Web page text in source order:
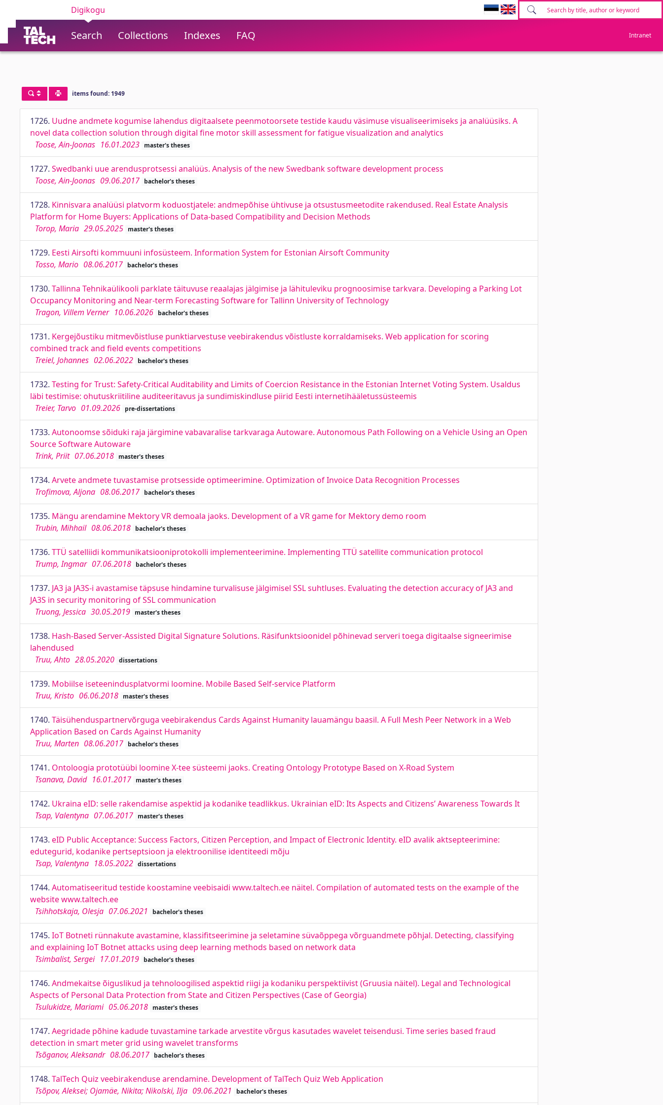
Digikogu
Search Collections Indexes FAQ Intranet
items found: 1949
1726. Uudne andmete kogumise lahendus digitaalsete peenmotoorsete testide kaudu väsimuse visualiseerimiseks ja analüüsiks. A
novel data collection solution through digital fine motor skill assessment for fatigue visualization and analytics
Toose, Ain-Joonas 16.01.2023 master's theses
1727. Swedbanki uue arendusprotsessi analüüs. Analysis of the new Swedbank software development process
Toose, Ain-Joonas 09.06.2017 bachelor's theses
1728. Kinnisvara analüüsi platvorm koduostjatele: andmepõhise ühtivuse ja otsustusmeetodite rakendused. Real Estate Analysis
Platform for Home Buyers: Applications of Data-based Compatibility and Decision Methods
Torop, Maria 29.05.2025 master's theses
1729. Eesti Airsofti kommuuni infosüsteem. Information System for Estonian Airsoft Community
Tosso, Mario 08.06.2017 bachelor's theses
1730. Tallinna Tehnikaülikooli parklate täituvuse reaalajas jälgimise ja lähituleviku prognoosimise tarkvara. Developing a Parking Lot
Occupancy Monitoring and Near-term Forecasting Software for Tallinn University of Technology
Tragon, Villem Verner 10.06.2026 bachelor's theses
1731. Kergejõustiku mitmevõistluse punktiarvestuse veebirakendus võistluste korraldamiseks. Web application for scoring
combined track and field events competitions
Treiel, Johannes 02.06.2022 bachelor's theses
1732. Testing for Trust: Safety-Critical Auditability and Limits of Coercion Resistance in the Estonian Internet Voting System. Usaldus
läbi testimise: ohutuskriitiline auditeeritavus ja sundimiskindluse piirid Eesti internetihääletussüsteemis
Treier, Tarvo 01.09.2026 pre-dissertations
1733. Autonoomse sõiduki raja järgimine vabavaralise tarkvaraga Autoware. Autonomous Path Following on a Vehicle Using an Open
Source Software Autoware
Trink, Priit 07.06.2018 master's theses
1734. Arvete andmete tuvastamise protsesside optimeerimine. Optimization of Invoice Data Recognition Processes
Trofimova, Aljona 08.06.2017 bachelor's theses
1735. Mängu arendamine Mektory VR demoala jaoks. Development of a VR game for Mektory demo room
Trubin, Mihhail 08.06.2018 bachelor's theses
1736. TTÜ satelliidi kommunikatsiooniprotokolli implementeerimine. Implementing TTÜ satellite communication protocol
Trump, Ingmar 07.06.2018 bachelor's theses
1737. JA3 ja JA3S-i avastamise täpsuse hindamine turvalisuse jälgimisel SSL suhtluses. Evaluating the detection accuracy of JA3 and
JA3S in security monitoring of SSL communication
Truong, Jessica 30.05.2019 master's theses
1738. Hash-Based Server-Assisted Digital Signature Solutions. Räsifunktsioonidel põhinevad serveri toega digitaalse signeerimise
lahendused
Truu, Ahto 28.05.2020 dissertations
1739. Mobiilse iseteenindusplatvormi loomine. Mobile Based Self-service Platform
Truu, Kristo 06.06.2018 master's theses
1740. Täisühenduspartnervõrguga veebirakendus Cards Against Humanity lauamängu baasil. A Full Mesh Peer Network in a Web
Application Based on Cards Against Humanity
Truu, Marten 08.06.2017 bachelor's theses
1741. Ontoloogia prototüübi loomine X-tee süsteemi jaoks. Creating Ontology Prototype Based on X-Road System
Tsanava, David 16.01.2017 master's theses
1742. Ukraina eID: selle rakendamise aspektid ja kodanike teadlikkus. Ukrainian eID: Its Aspects and Citizens’ Awareness Towards It
Tsap, Valentyna 07.06.2017 master's theses
1743. eID Public Acceptance: Success Factors, Citizen Perception, and Impact of Electronic Identity. eID avalik aktsepteerimine:
edutegurid, kodanike pertseptsioon ja elektroonilise identiteedi mõju
Tsap, Valentyna 18.05.2022 dissertations
1744. Automatiseeritud testide koostamine veebisaidi www.taltech.ee näitel. Compilation of automated tests on the example of the
website www.taltech.ee
Tsihhotskaja, Olesja 07.06.2021 bachelor's theses
1745. IoT Botneti rünnakute avastamine, klassifitseerimine ja seletamine süvaõppega võrguandmete põhjal. Detecting, classifying
and explaining IoT Botnet attacks using deep learning methods based on network data
Tsimbalist, Sergei 17.01.2019 bachelor's theses
1746. Andmekaitse õiguslikud ja tehnoloogilised aspektid riigi ja kodaniku perspektiivist (Gruusia näitel). Legal and Technological
Aspects of Personal Data Protection from State and Citizen Perspectives (Case of Georgia)
Tsulukidze, Mariami 05.06.2018 master's theses
1747. Aegridade põhine kadude tuvastamine tarkade arvestite võrgus kasutades wavelet teisendusi. Time series based fraud
detection in smart meter grid using wavelet transforms
Tsõganov, Aleksandr 08.06.2017 bachelor's theses
1748. TalTech Quiz veebirakenduse arendamine. Development of TalTech Quiz Web Application
Tsõpov, Aleksei; Ojamäe, Nikita; Nikolski, Ilja 09.06.2021 bachelor's theses